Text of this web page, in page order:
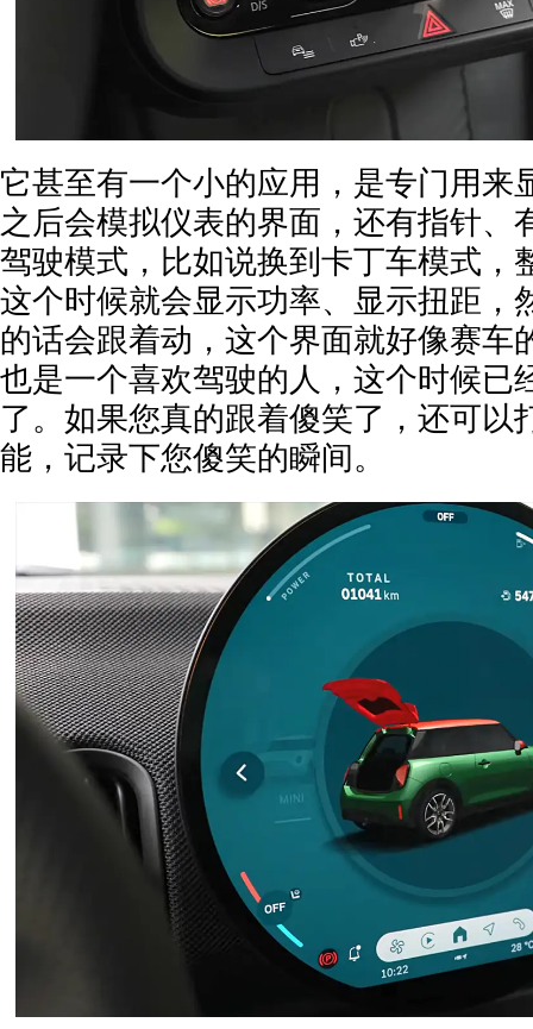
它甚至有一个小的应用，是专门用来
之后会模拟仪表的界面，还有指针、
驾驶模式，比如说换到卡丁车模式，
这个时候就会显示功率、显示扭距，
的话会跟着动，这个界面就好像赛车
也是一个喜欢驾驶的人，这个时候已
了。如果您真的跟着傻笑了，还可以
能，记录下您傻笑的瞬间。